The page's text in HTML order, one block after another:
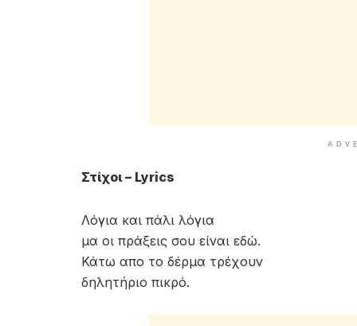
Στίχοι – Lyrics
Λόγια και πάλι λόγια
μα οι πράξεις σου είναι εδώ.
Κάτω απο το δέρμα τρέχουν
δηλητήριο πικρό.